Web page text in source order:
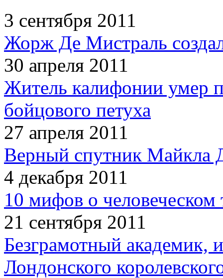
3 сентября 2011
Жорж Де Мистраль
30 апреля 2011
Житель калифонии умер
бойцового петуха
27 апреля 2011
Верный спутник Майкла
4 декабря 2011
10 мифов о человеческом
21 сентября 2011
Безграмотный академик,
Лондонского